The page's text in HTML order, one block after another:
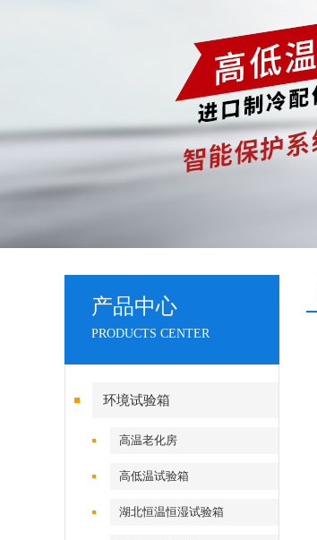
产品中心
PRODUCTS CENTER
环境试验箱
高温老化房
高低温试验箱
湖北恒温恒湿试验箱